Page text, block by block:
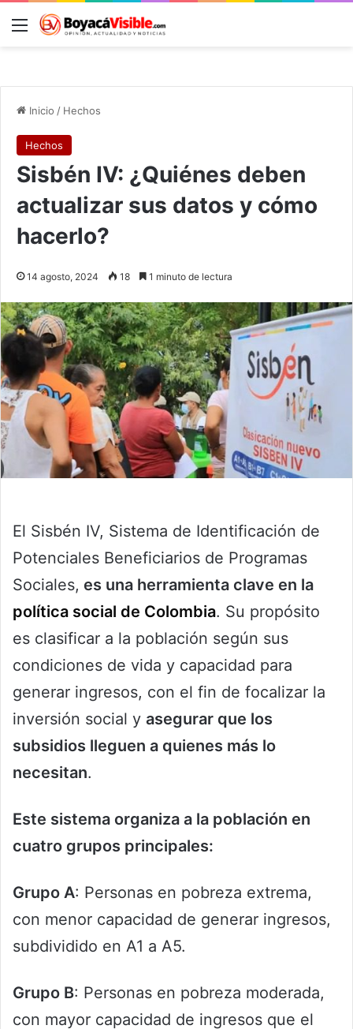
Menú
Inicio / Hechos
Hechos
Sisbén IV: ¿Quiénes deben
actualizar sus datos y cómo
hacerlo?
14 agosto, 2024 18 1 minuto de lectura
El Sisbén IV, Sistema de Identificación de
Potenciales Beneficiarios de Programas
Sociales, es una herramienta clave en la
política social de Colombia. Su propósito
es clasificar a la población según sus
condiciones de vida y capacidad para
generar ingresos, con el fin de focalizar la
inversión social y asegurar que los
subsidios lleguen a quienes más lo
necesitan.
Este sistema organiza a la población en
cuatro grupos principales:
Grupo A: Personas en pobreza extrema,
con menor capacidad de generar ingresos,
subdividido en A1 a A5.
Grupo B: Personas en pobreza moderada,
con mayor capacidad de ingresos que el